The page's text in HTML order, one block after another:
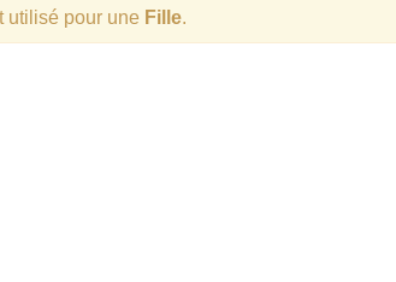
utilisé pour une Fille.